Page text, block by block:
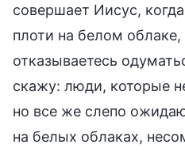
совершает Иисус,
плоти на белом
отказываетесь
скажу: люди, которые
но все же слепо
на белых облаках,